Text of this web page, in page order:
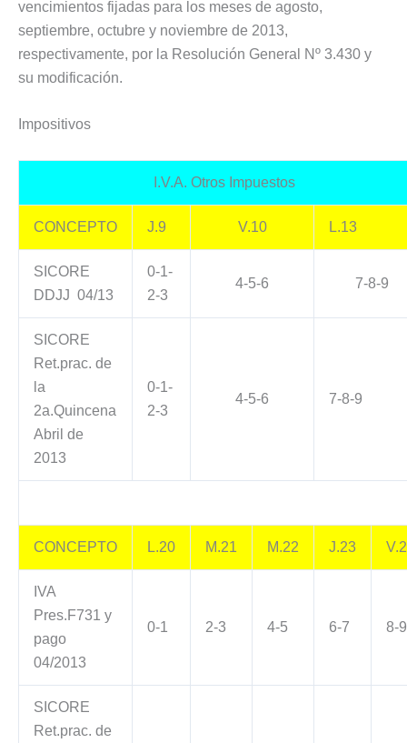
vencimientos fijadas para los meses de agosto,
septiembre, octubre y noviembre de 2013,
respectivamente, por la Resolución General Nº 3.430 y
su modificación.
Impositivos
I.V.A. Otros Impuestos
CONCEPTO J.9 V.10 L.13
SICORE
DDJJ 04/13
0-1-
2-3
4-5-6 7-8-9
SICORE
Ret.prac. de
la
2a.Quincena
Abril de
2013
0-1-
2-3
4-5-6 7-8-9
CONCEPTO L.20 M.21 M.22 J.23
IVA
Pres.F731 y
pago
04/2013
0-1 2-3 4-5 6-7 8-9
SICORE
Ret.prac. de